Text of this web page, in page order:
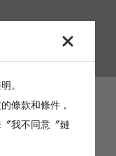
。
條款和條件，
我不同意〞鏈